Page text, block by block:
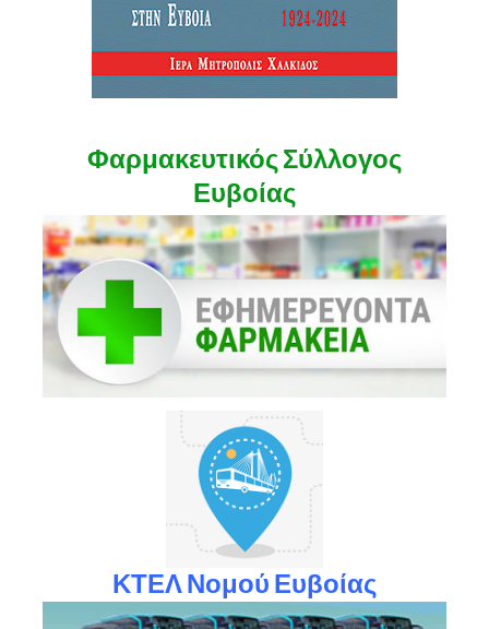
Φαρμακευτικός Σύλλογος
Ευβοίας
ΚΤΕΛ Νομού Ευβοίας